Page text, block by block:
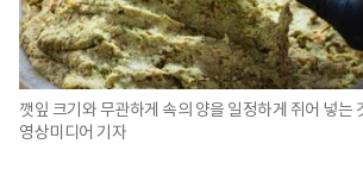
깻잎 크기와 무관하게 속의 양을 일정하게 쥐어 넣는
영상미디어 기자